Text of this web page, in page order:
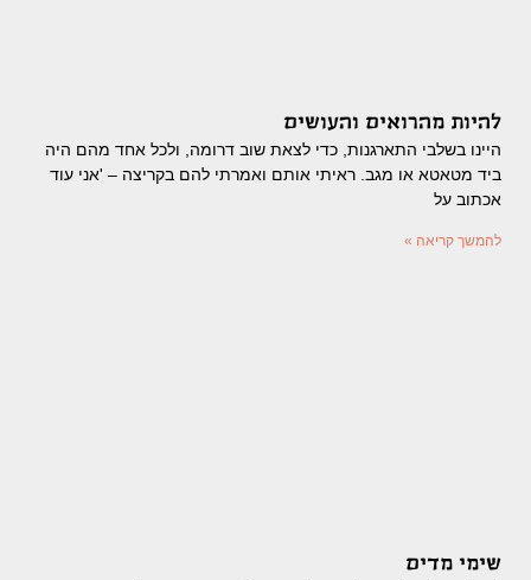
להיות מהרואים והעושים
היינו בשלבי התארגנות, כדי לצאת שוב דרומה, ולכל אחד מהם היה
ביד מטאטא או מגב. ראיתי אותם ואמרתי להם בקריצה – 'אני עוד
אכתוב על
להמשך קריאה »
שימי מדים